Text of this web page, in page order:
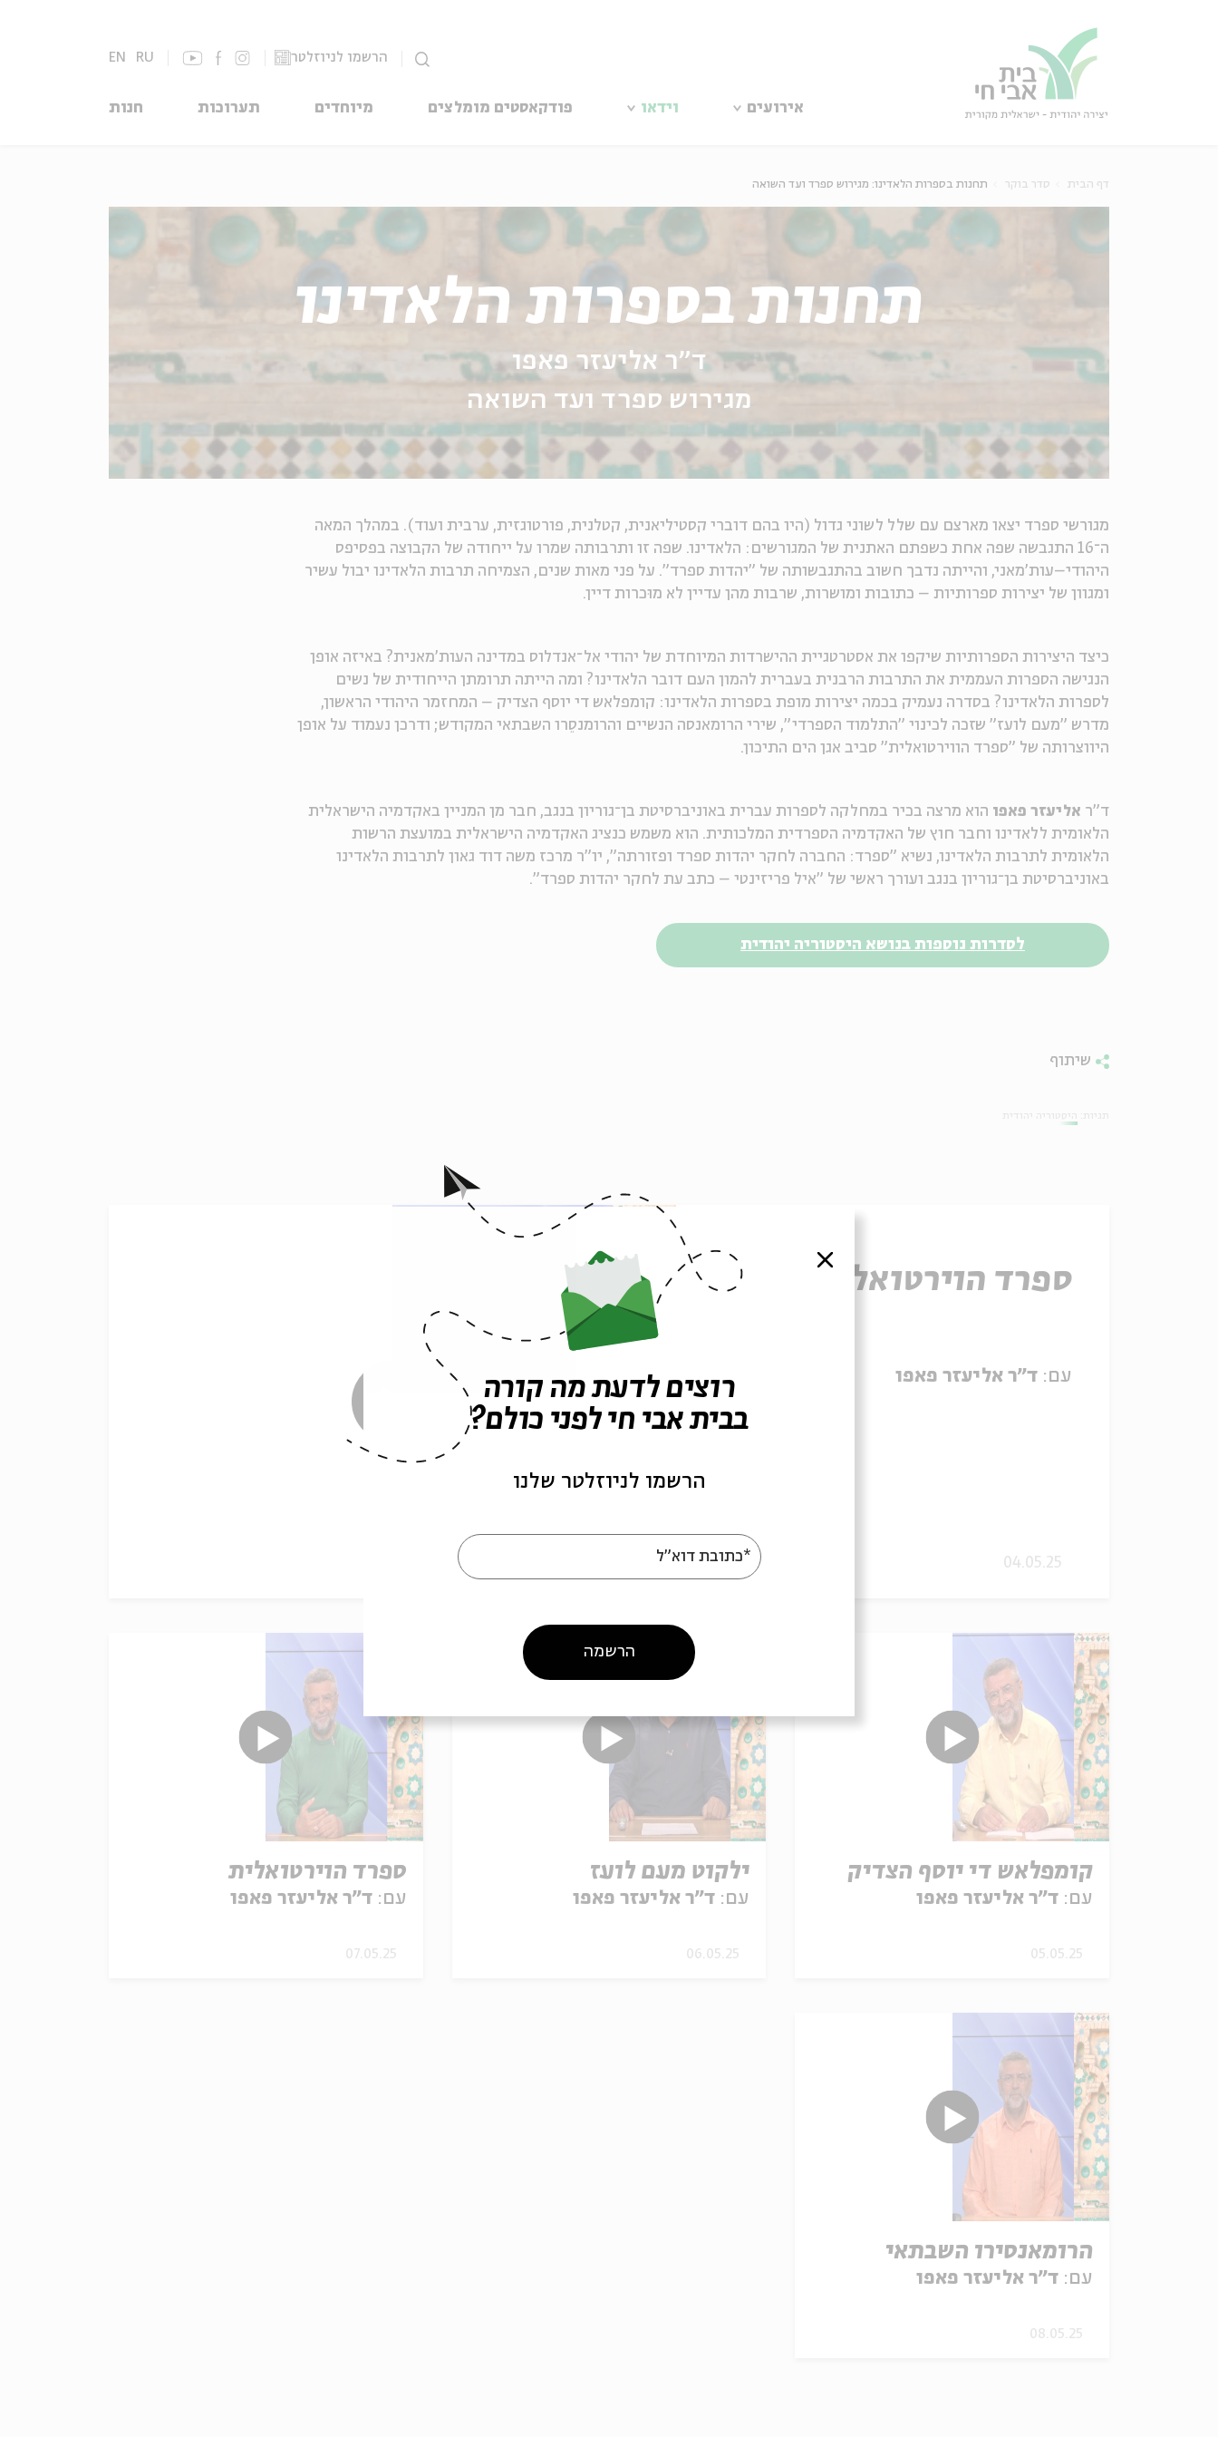
הרשמו לניוזלטר EN RU
אירועים וידאו פודקאסטים מומלצים מיוחדים תערוכות חנות
דף הבית סדר בוקר תחנות בספרות הלאדינו: מגירוש ספרד ועד השואה
תחנות בספרות הלאדינו
ד"ר אליעזר פאפו
מגירוש ספרד ועד השואה
מגורשי ספרד יצאו מארצם עם שלל לשוני גדול (היו בהם דוברי קסטיליאנית, קטלנית, פורטוגזית, ערבית ועוד). במהלך המאה
ה־16 התגבשה שפה אחת כשפתם האתנית של המגורשים: הלאדינו. שפה זו ותרבותה שמרו על ייחודה של הקבוצה בפסיפס
היהודי–עות'מאני, והייתה נדבך חשוב בהתגבשותה של "יהדות ספרד". על פני מאות שנים, הצמיחה תרבות הלאדינו יבול עשיר
ומגוון של יצירות ספרותיות – כתובות ומושרות, שרבות מהן עדיין לא מוּכרות דיין.
כיצד היצירות הספרותיות שיקפו את אסטרטגיית ההישרדות המיוחדת של יהודי אל־אנדלוס במדינה העות'מאנית? באיזה אופן
הנגישה הספרות העממית את התרבות הרבנית בעברית להמון העם דובר הלאדינו? ומה הייתה תרומתן הייחודית של נשים
לספרות הלאדינו? בסדרה נעמיק בכמה יצירות מופת בספרות הלאדינו: קומפלאש די יוסף הצדיק – המחזמר היהודי הראשון,
מדרש "מעם לועז" שזכה לכינוי "התלמוד הספרדי", שירי הרומאנסה הנשיים והרומנסֵרו השבתאי המקודש; ודרכן נעמוד על אופן
היווצרותה של "ספרד הווירטואלית" סביב אגן הים התיכון.
ד"ר אליעזר פאפו הוא מרצה בכיר במחלקה לספרות עברית באוניברסיטת בן־גוריון בנגב, חבר מן המניין באקדמיה הישראלית
הלאומית ללאדינו וחבר חוץ של האקדמיה הספרדית המלכותית. הוא משמש כנציג האקדמיה הישראלית במועצת הרשות
הלאומית לתרבות הלאדינו, נשיא "ספרד: החברה לחקר יהדות ספרד ופזורתה", יו"ר מרכז משה דוד גאון לתרבות הלאדינו
באוניברסיטת בן־גוריון בנגב ועורך ראשי של "איל פריזינטי – כתב עת לחקר יהדות ספרד".
לסדרות נוספות בנושא היסטוריה יהודית
שיתוף
ספרד הוירטואלית
עם: ד"ר אליעזר פאפו
04.05.25
קומפלאש די יוסף הצדיק
עם: ד"ר אליעזר פאפו
05.05.25
ילקוט מעם לועז
עם: ד"ר אליעזר פאפו
06.05.25
ספרד הוירטואלית
עם: ד"ר אליעזר פאפו
07.05.25
הרומאנסירו השבתאי
עם: ד"ר אליעזר פאפו
08.05.25
סגור
רוצים לדעת מה קורה
בבית אבי חי לפני כולם?
הרשמו לניוזלטר שלנו
*כתובת דוא"ל
הרשמה